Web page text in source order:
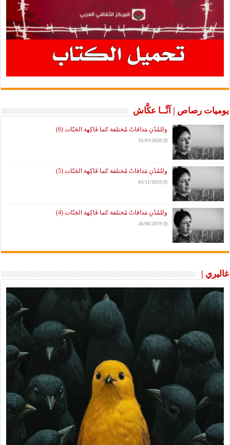
يوميات رصاص | آنَّــا عكَّاش
وللمُدُنِ مَذاقاتٌ مُختلفة كما فَاكِهة الجَنّات (6)
31/03/2020
وللمُدُنِ مَذاقاتٌ مُختلفة كما فَاكِهة الجَنّات (5)
03/11/2019
وللمُدُنِ مَذاقاتٌ مُختلفة كما فَاكِهة الجَنّات (4)
26/08/2019
غاليري |